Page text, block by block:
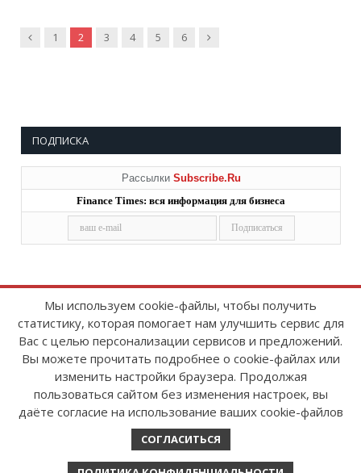
Предыдущие
1 2 3 4 5 6 Далее
ПОДПИСКА
Рассылки Subscribe.Ru
Finance Times: вся информация для бизнеса
Copyright © 2008-2026FinanceTimes
Зарегистрировано в Роскомнадзоре
Свидетельство о регистрации СМИ:
серия Эл № ФС77-86300 от 10 ноября 2023 г
Мы используем cookie-файлы, чтобы получить
статистику, которая помогает нам улучшить сервис для
Вас с целью персонализации сервисов и предложений.
Вы можете прочитать подробнее о cookie-файлах или
изменить настройки браузера. Продолжая
пользоваться сайтом без изменения настроек, вы
даёте согласие на использование ваших cookie-файлов
СОГЛАСИТЬСЯ